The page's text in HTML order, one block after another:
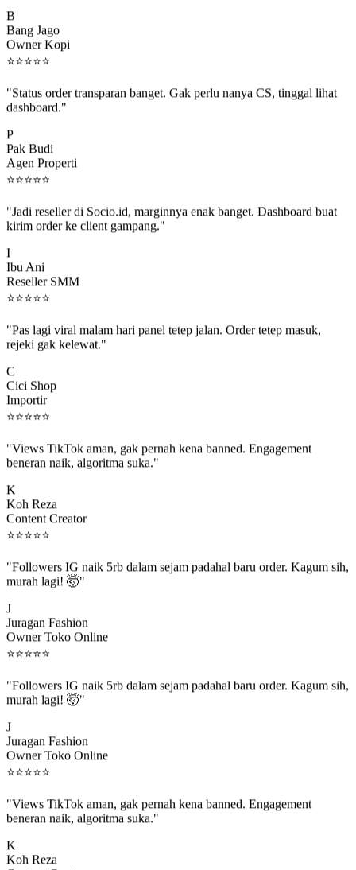
Bang Jago
Owner Kopi
⭐⭐⭐⭐⭐
dashboard."
Pak Budi
Agen Properti
⭐⭐⭐⭐⭐
kirim order ke client gampang."
Ibu Ani
Reseller SMM
⭐⭐⭐⭐⭐
rejeki gak kelewat."
Cici Shop
Importir
⭐⭐⭐⭐⭐
beneran naik, algoritma suka."
Koh Reza
Content Creator
⭐⭐⭐⭐⭐
murah lagi! 🤯"
Juragan Fashion
Owner Toko Online
⭐⭐⭐⭐⭐
murah lagi! 🤯"
Juragan Fashion
Owner Toko Online
⭐⭐⭐⭐⭐
beneran naik, algoritma suka."
Koh Reza
Content Creator